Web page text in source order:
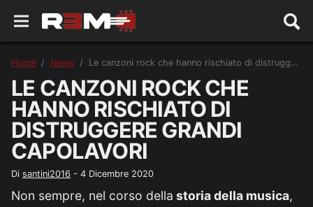
Home News Le canzoni rock che hanno rischiato di distruggere grandi capolavori
LE CANZONI ROCK CHE
HANNO RISCHIATO DI
DISTRUGGERE GRANDI
CAPOLAVORI
Di santini2016 - 4 Dicembre 2020
Non sempre, nel corso della storia della musica,